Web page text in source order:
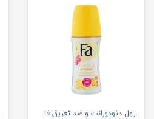
رول دئودورانت و ضد تعریق فا